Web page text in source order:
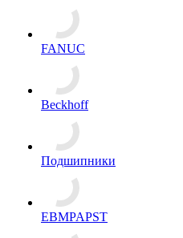
FANUC
Beckhoff
Подшипники
EBMPAPST